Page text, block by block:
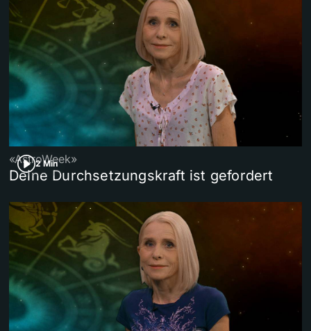
2 Min
«AstroWeek»
Deine Durchsetzungskraft ist gefordert